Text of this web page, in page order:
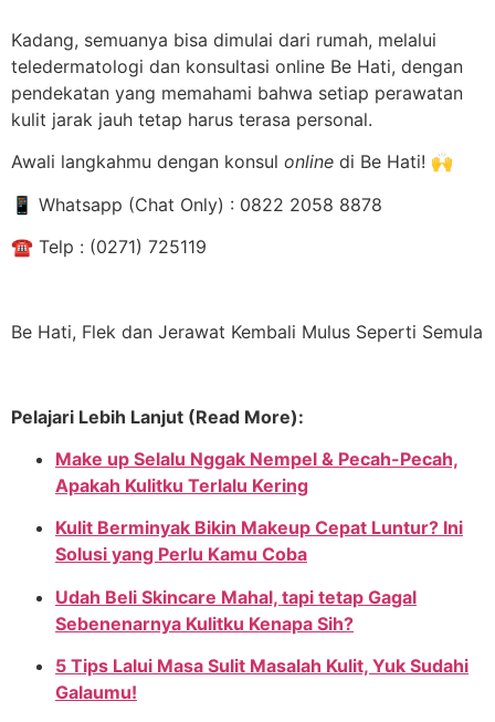
Kadang, semuanya bisa dimulai dari rumah, melalui
teledermatologi dan konsultasi online Be Hati, dengan
pendekatan yang memahami bahwa setiap perawatan
kulit jarak jauh tetap harus terasa personal.
Awali langkahmu dengan konsul online di Be Hati! 🙌
📱 Whatsapp (Chat Only) : 0822 2058 8878
☎ ️ Telp : (0271) 725119
Be Hati, Flek dan Jerawat Kembali Mulus Seperti Semula
Pelajari Lebih Lanjut (Read More):
Make up Selalu Nggak Nempel & Pecah-Pecah,
Apakah Kulitku Terlalu Kering
Kulit Berminyak Bikin Makeup Cepat Luntur? Ini
Solusi yang Perlu Kamu Coba
Udah Beli Skincare Mahal, tapi tetap Gagal
Sebenenarnya Kulitku Kenapa Sih?
5 Tips Lalui Masa Sulit Masalah Kulit, Yuk Sudahi
Galaumu!